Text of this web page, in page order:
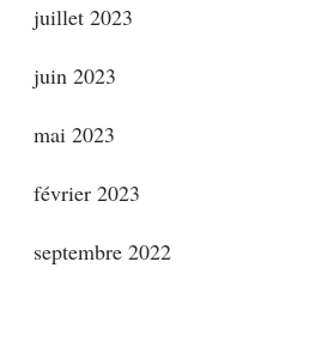
juillet 2023
juin 2023
mai 2023
février 2023
septembre 2022